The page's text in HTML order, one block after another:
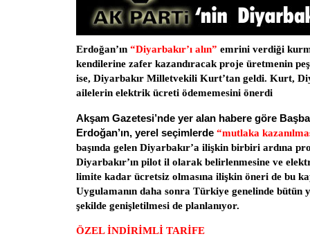
Erdoğan’ın “Diyarbakır’ı alın” emrini verdiği
kendilerine zafer kazandıracak proje üretmenin
ise, Diyarbakır Milletvekili Kurt’tan geldi. Kurt,
ailelerin elektrik ücreti ödememesini önerdi
Akşam Gazetesi’nde yer alan habere göre
Erdoğan’ın, yerel seçimlerde “mutlaka
başında gelen Diyarbakır’a ilişkin birbiri ardına
Diyarbakır’ın pilot il olarak belirlenmesine ve
limite kadar ücretsiz olmasına ilişkin öneri de bu
Uygulamanın daha sonra Türkiye genelinde bütün
şekilde genişletilmesi de planlanıyor.
ÖZEL İNDİRİMLİ TARİFE